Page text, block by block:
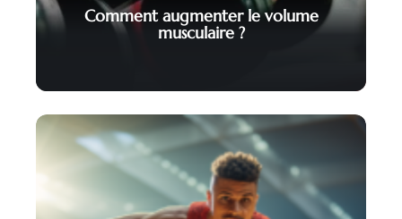
Comment augmenter le volume
musculaire ?